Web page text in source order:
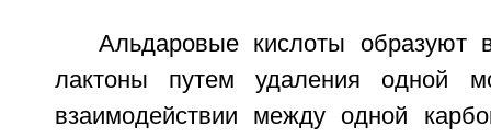
Альдаровые кислоты образуют
лактоны путем удаления одной
взаимодействии между одной